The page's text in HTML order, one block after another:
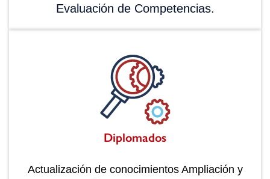
Evaluación de Competencias.
Diplomados
Actualización de conocimientos Ampliación y